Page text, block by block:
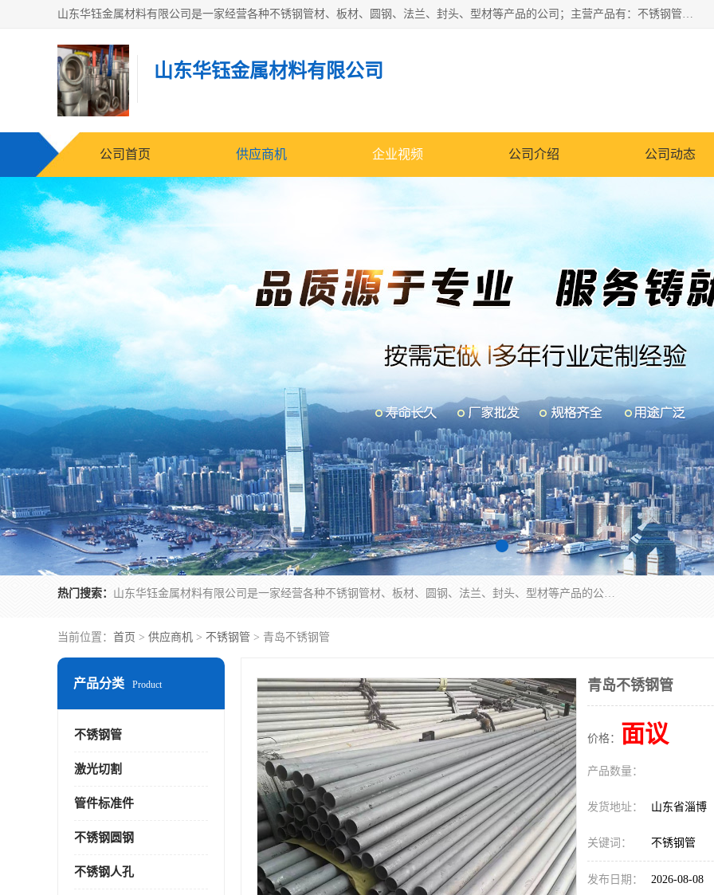
山东华钰金属材料有限公司是一家经营各种不锈钢管材、板材、圆钢、法兰、封头、型材等产品的公司；主营产品有：不锈钢管，激光切割，管件标准件，不锈钢圆钢，不锈钢人孔，不锈钢亮管，不锈钢角钢，不锈钢加工，不锈钢管子，不锈钢工业方管，不锈钢封头，不锈钢法兰，不锈钢阀门，不锈钢槽钢，不锈钢扁钢，不锈钢板等；可为客户制作各种规格的型材及不锈钢配件、非标准件及各种容器具等，能满足客户的不同采购要求。
山东华钰金属材料有限公司
公司首页 供应商机 企业视频 公司介绍 公司动态
热门搜索： 山东华钰金属材料有限公司是一家经营各种不锈钢管材、板材、圆钢、法兰、封头、型材等产品的公司；主营产品有：不锈钢管，激光切割，管件标准件，不锈钢圆钢，不锈钢人孔，不锈钢亮管，不锈钢角钢，不锈钢加工，不锈钢管子，不锈钢工业方管，不锈钢封头，不锈钢法兰，不锈钢阀门，不锈钢槽钢，不锈钢扁钢，不锈钢板等；可为客户制作各种规格的型材及不锈钢配件、非标准件及各种容器具等，能满足客户的不同采购要求。
当前位置： 首页 > 供应商机 > 不锈钢管 > 青岛不锈钢管
产品分类 Product
不锈钢管
激光切割
管件标准件
不锈钢圆钢
不锈钢人孔
青岛不锈钢管
价格： 面议
产品数量：
发货地址： 山东省淄博
关键词： 不锈钢管
发布日期： 2026-08-08